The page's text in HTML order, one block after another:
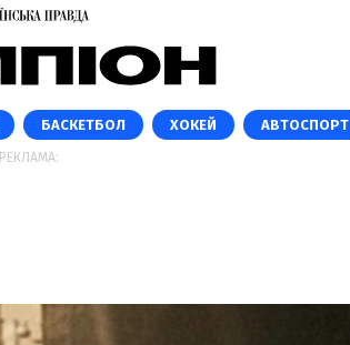
БАСКЕТБОЛ ХОКЕЙ АВТОСПОРТ
РЕКЛАМА: